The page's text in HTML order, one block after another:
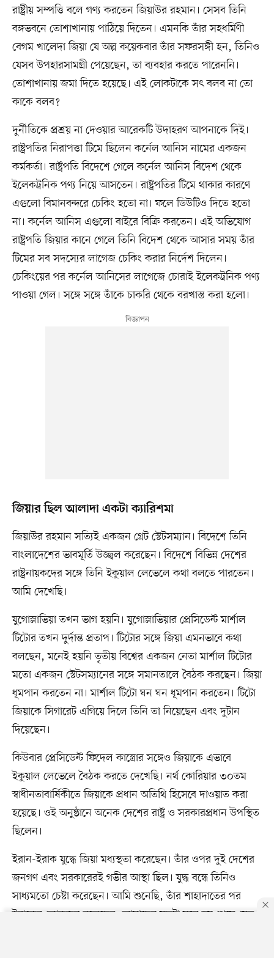
রাষ্ট্রীয় সম্পত্তি বলে গণ্য করতেন জিয়াউর রহমান। সেসব তিনি
বঙ্গভবনে তোশাখানায় পাঠিয়ে দিতেন। এমনকি তাঁর সহধর্মিণী
বেগম খালেদা জিয়া যে অল্প কয়েকবার তাঁর সফরসঙ্গী হন, তিনিও
যেসব উপহারসামগ্রী পেয়েছেন, তা ব্যবহার করতে পারেননি।
তোশাখানায় জমা দিতে হয়েছে। এই লোকটাকে সৎ বলব না তো
কাকে বলব?
দুর্নীতিকে প্রশ্রয় না দেওয়ার আরেকটি উদাহরণ আপনাকে দিই।
রাষ্ট্রপতির নিরাপত্তা টিমে ছিলেন কর্নেল আনিস নামের একজন
কর্মকর্তা। রাষ্ট্রপতি বিদেশে গেলে কর্নেল আনিস বিদেশ থেকে
ইলেকট্রনিক পণ্য নিয়ে আসতেন। রাষ্ট্রপতির টিমে থাকার কারণে
এগুলো বিমানবন্দরে চেকিং হতো না। ফলে ডিউটিও দিতে হতো
না। কর্নেল আনিস এগুলো বাইরে বিক্রি করতেন। এই অভিযোগ
রাষ্ট্রপতি জিয়ার কানে গেলে তিনি বিদেশ থেকে আসার সময় তাঁর
টিমের সব সদস্যের লাগেজ চেকিং করার নির্দেশ দিলেন।
চেকিংয়ের পর কর্নেল আনিসের লাগেজে চোরাই ইলেকট্রনিক পণ্য
পাওয়া গেল। সঙ্গে সঙ্গে তাঁকে চাকরি থেকে বরখাস্ত করা হলো।
জিয়ার ছিল আলাদা একটা ক্যারিশমা
জিয়াউর রহমান সত্যিই একজন গ্রেট স্টেটসম্যান। বিদেশে তিনি
বাংলাদেশের ভাবমূর্তি উজ্জ্বল করেছেন। বিদেশে বিভিন্ন দেশের
রাষ্ট্রনায়কদের সঙ্গে তিনি ইকুয়াল লেভেলে কথা বলতে পারতেন।
আমি দেখেছি।
যুগোস্লাভিয়া তখন ভাগ হয়নি। যুগোস্লাভিয়ার প্রেসিডেন্ট মার্শাল
টিটোর তখন দুর্দান্ত প্রতাপ। টিটোর সঙ্গে জিয়া এমনভাবে কথা
বলছেন, মনেই হয়নি তৃতীয় বিশ্বের একজন নেতা মার্শাল টিটোর
মতো একজন স্টেটসম্যানের সঙ্গে সমানতালে বৈঠক করছেন। জিয়া
ধূমপান করতেন না। মার্শাল টিটো ঘন ঘন ধূমপান করতেন। টিটো
জিয়াকে সিগারেট এগিয়ে দিলে তিনি তা নিয়েছেন এবং দুটান
দিয়েছেন।
কিউবার প্রেসিডেন্ট ফিদেল কাস্ত্রোর সঙ্গেও জিয়াকে এভাবে
ইকুয়াল লেভেলে বৈঠক করতে দেখেছি। নর্থ কোরিয়ার ৩০তম
স্বাধীনতাবার্ষিকীতে জিয়াকে প্রধান অতিথি হিসেবে দাওয়াত করা
হয়েছে। ওই অনুষ্ঠানে অনেক দেশের রাষ্ট্র ও সরকারপ্রধান উপস্থিত
ছিলেন।
ইরান-ইরাক যুদ্ধে জিয়া মধ্যস্থতা করেছেন। তাঁর ওপর দুই দেশের
জনগণ এবং সরকারেরই গভীর আস্থা ছিল। যুদ্ধ বন্ধে তিনিও
সাধ্যমতো চেষ্টা করেছেন। আমি শুনেছি, তাঁর শাহাদাতের পর
ইরাকের লোকজন বলেছেন, আমাদের যুদ্ধটা মনে হয় থেমে যেত,